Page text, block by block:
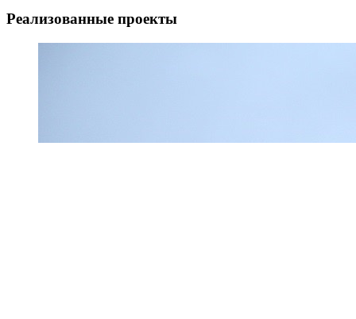
Реализованные проекты